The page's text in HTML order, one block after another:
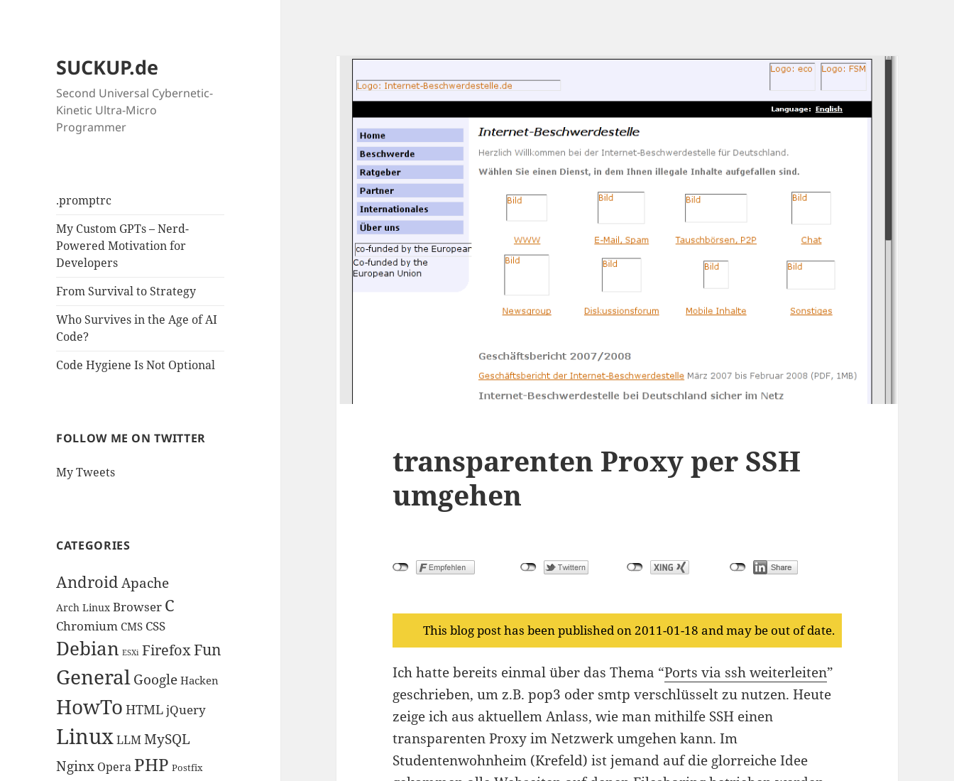
SUCKUP.de
Second Universal Cybernetic-
Kinetic Ultra-Micro
Programmer
.promptrc
My Custom GPTs – Nerd-
Powered Motivation for
Developers
From Survival to Strategy
Who Survives in the Age of AI
Code?
Code Hygiene Is Not Optional
FOLLOW ME ON TWITTER
My Tweets
CATEGORIES
AndroidApache
Arch Linux Browser C
Chromium CMS CSS
Debian ESXi FirefoxFun
GeneralGoogle Hacken
HowTo HTMLjQuery
LinuxLLMMySQL
Nginx Opera PHP Postfix
transparenten Proxy per SSH
umgehen
This blog post has been published on 2011-01-18 and may be out of date.
Ich hatte bereits einmal über das Thema “Ports via ssh weiterleiten”
geschrieben, um z.B. pop3 oder smtp verschlüsselt zu nutzen. Heute
zeige ich aus aktuellem Anlass, wie man mithilfe SSH einen
transparenten Proxy im Netzwerk umgehen kann. Im
Studentenwohnheim (Krefeld) ist jemand auf die glorreiche Idee